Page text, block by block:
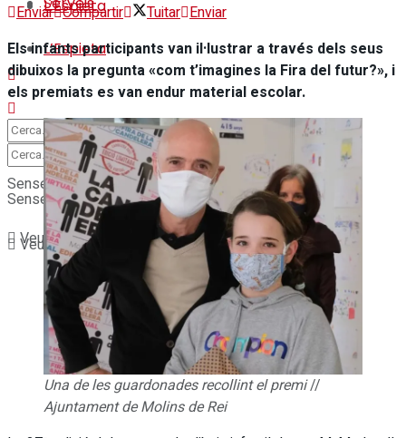
L’Espieta
Sense resultats
Veure tots els resultats
L’Espieta
Sense resultats
Veure tots els resultats
Enviar Compartir Tuitar Enviar
Els infants participants van il·lustrar a través dels seus
dibuixos la pregunta «com t’imagines la Fira del futur?», i
els premiats es van endur material escolar.
Una de les guardonades recollint el premi//
Ajuntament de Molins de Rei